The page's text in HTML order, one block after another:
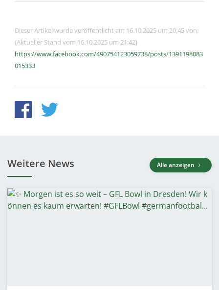
Dieser Artikel wurde veröffentlicht am 16.10.2025 um 20:45 von:
(Aktueller Stand vom 16.10.2025 um 21:42)
https://www.facebook.com/490754123059738/posts/1391198083
015333
Weitere News Alle anzeigen